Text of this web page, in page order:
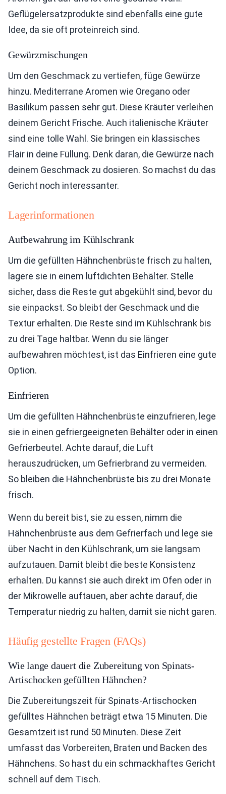
Geflügelersatzprodukte sind ebenfalls eine gute
Idee, da sie oft proteinreich sind.
Gewürzmischungen
Um den Geschmack zu vertiefen, füge Gewürze
hinzu. Mediterrane Aromen wie Oregano oder
Basilikum passen sehr gut. Diese Kräuter verleihen
deinem Gericht Frische. Auch italienische Kräuter
sind eine tolle Wahl. Sie bringen ein klassisches
Flair in deine Füllung. Denk daran, die Gewürze nach
deinem Geschmack zu dosieren. So machst du das
Gericht noch interessanter.
Lagerinformationen
Aufbewahrung im Kühlschrank
Um die gefüllten Hähnchenbrüste frisch zu halten,
lagere sie in einem luftdichten Behälter. Stelle
sicher, dass die Reste gut abgekühlt sind, bevor du
sie einpackst. So bleibt der Geschmack und die
Textur erhalten. Die Reste sind im Kühlschrank bis
zu drei Tage haltbar. Wenn du sie länger
aufbewahren möchtest, ist das Einfrieren eine gute
Option.
Einfrieren
Um die gefüllten Hähnchenbrüste einzufrieren, lege
sie in einen gefriergeeigneten Behälter oder in einen
Gefrierbeutel. Achte darauf, die Luft
herauszudrücken, um Gefrierbrand zu vermeiden.
So bleiben die Hähnchenbrüste bis zu drei Monate
frisch.
Wenn du bereit bist, sie zu essen, nimm die
Hähnchenbrüste aus dem Gefrierfach und lege sie
über Nacht in den Kühlschrank, um sie langsam
aufzutauen. Damit bleibt die beste Konsistenz
erhalten. Du kannst sie auch direkt im Ofen oder in
der Mikrowelle auftauen, aber achte darauf, die
Temperatur niedrig zu halten, damit sie nicht garen.
Häufig gestellte Fragen (FAQs)
Wie lange dauert die Zubereitung von Spinats-
Artischocken gefüllten Hähnchen?
Die Zubereitungszeit für Spinats-Artischocken
gefülltes Hähnchen beträgt etwa 15 Minuten. Die
Gesamtzeit ist rund 50 Minuten. Diese Zeit
umfasst das Vorbereiten, Braten und Backen des
Hähnchens. So hast du ein schmackhaftes Gericht
schnell auf dem Tisch.